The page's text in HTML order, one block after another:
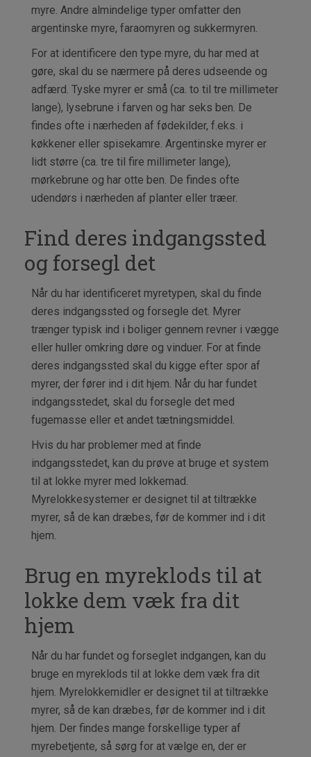
myre. Andre almindelige typer omfatter den
argentinske myre, faraomyren og sukkermyren.
For at identificere den type myre, du har med at
gøre, skal du se nærmere på deres udseende og
adfærd. Tyske myrer er små (ca. to til tre millimeter
lange), lysebrune i farven og har seks ben. De
findes ofte i nærheden af fødekilder, f.eks. i
køkkener eller spisekamre. Argentinske myrer er
lidt større (ca. tre til fire millimeter lange),
mørkebrune og har otte ben. De findes ofte
udendørs i nærheden af planter eller træer.
Find deres indgangssted
og forsegl det
Når du har identificeret myretypen, skal du finde
deres indgangssted og forsegle det. Myrer
trænger typisk ind i boliger gennem revner i vægge
eller huller omkring døre og vinduer. For at finde
deres indgangssted skal du kigge efter spor af
myrer, der fører ind i dit hjem. Når du har fundet
indgangsstedet, skal du forsegle det med
fugemasse eller et andet tætningsmiddel.
Hvis du har problemer med at finde
indgangsstedet, kan du prøve at bruge et system
til at lokke myrer med lokkemad.
Myrelokkesystemer er designet til at tiltrække
myrer, så de kan dræbes, før de kommer ind i dit
hjem.
Brug en myreklods til at
lokke dem væk fra dit
hjem
Når du har fundet og forseglet indgangen, kan du
bruge en myreklods til at lokke dem væk fra dit
hjem. Myrelokkemidler er designet til at tiltrække
myrer, så de kan dræbes, før de kommer ind i dit
hjem. Der findes mange forskellige typer af
myrebetjente, så sørg for at vælge en, der er